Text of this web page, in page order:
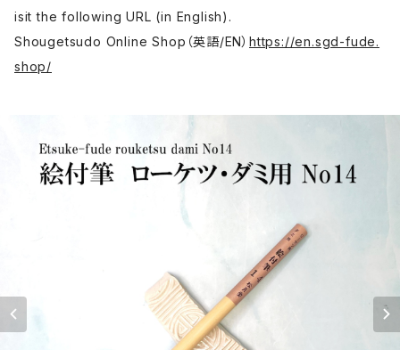
isit the following URL (in English).
Shougetsudo Online Shop（英語/EN）https://en.sgd-fude.
shop/